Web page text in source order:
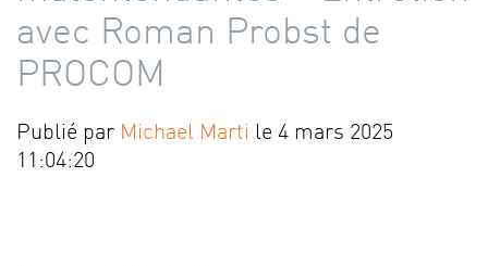
avec Roman Probst de
PROCOM
Publié par Michael Marti le 4 mars 2025
11:04:20